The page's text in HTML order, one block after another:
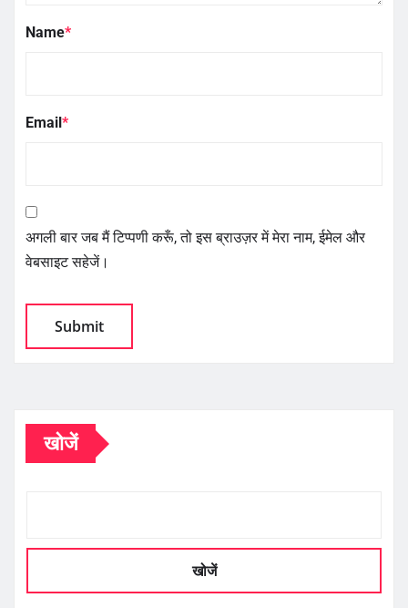
Name*
Email*
अगली बार जब मैं टिप्पणी करूँ, तो इस ब्राउज़र में मेरा नाम, ईमेल और
वेबसाइट सहेजें।
खोजें
खोजें